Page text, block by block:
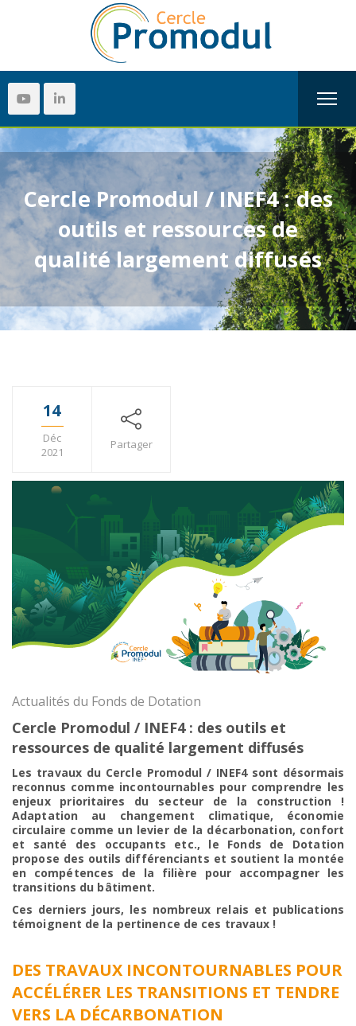
Cercle Promodul / INEF4 : des
outils et ressources de
qualité largement diffusés
14
Déc
2021
Partager
Actualités du Fonds de Dotation
Cercle Promodul / INEF4 : des outils et
ressources de qualité largement diffusés
Les travaux du Cercle Promodul / INEF4 sont désormais
reconnus comme incontournables pour comprendre les
enjeux prioritaires du secteur de la construction !
Adaptation au changement climatique, économie
circulaire comme un levier de la décarbonation, confort
et santé des occupants etc., le Fonds de Dotation
propose des outils différenciants et soutient la montée
en compétences de la filière pour accompagner les
transitions du bâtiment.
Ces derniers jours, les nombreux relais et publications
témoignent de la pertinence de ces travaux !
DES TRAVAUX INCONTOURNABLES POUR
ACCÉLÉRER LES TRANSITIONS ET TENDRE
VERS LA DÉCARBONATION